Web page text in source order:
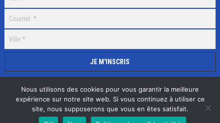
Selectick © 2020 Tous droits réservés, RéalisationAdamaco
Nous utilisons des cookies pour vous garantir la meilleure
expérience sur notre site web. Si vous continuez à utiliser ce
site, nous supposerons que vous en êtes satisfait.